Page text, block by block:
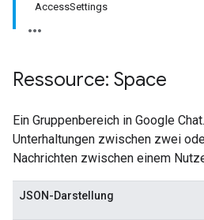
AccessSettings
Ressource: Space
Ein Gruppenbereich in Google
Unterhaltungen zwischen zwei
Nachrichten zwischen einem
JSON-Darstellung